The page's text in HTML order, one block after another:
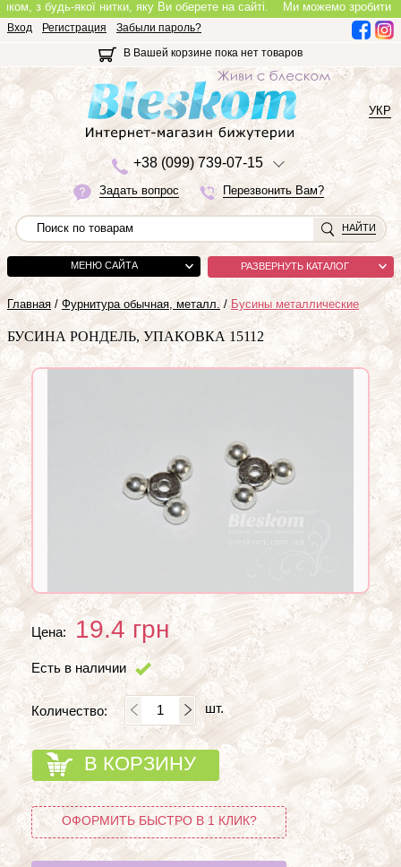
з будь-якої нитки, яку Ви оберете на сайті.Ми можемо зробити
Вход Регистрация
Забыли пароль?
В Вашей корзине пока нет товаров
+38 (099) 739-07-15
Задать вопрос Перезвонить Вам?
УКР
НАЙТИ
МЕНЮ САЙТА РАЗВЕРНУТЬ КАТАЛОГ
Главная / Фурнитура обычная, металл. / Бусины металлические
БУСИНА РОНДЕЛЬ, УПАКОВКА 15112
Цена: 19.4 грн
Есть в наличии
Количество: шт.
В КОРЗИНУ
ОФОРМИТЬ БЫСТРО В 1 КЛИК?